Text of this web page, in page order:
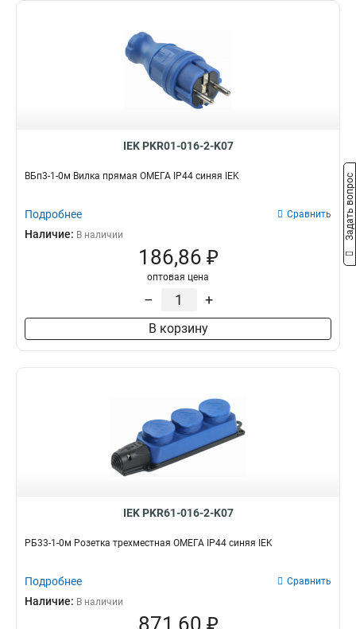
IEK PKR01-016-2-K07
ВБп3-1-0м Вилка прямая ОМЕГА IP44 синяя IEK
Подробнее Сравнить
Наличие: В наличии
186,86 ₽
оптовая цена
– +
В корзину
IEK PKR61-016-2-K07
РБ33-1-0м Розетка трехместная ОМЕГА IP44 синяя IEK
Подробнее Сравнить
Наличие: В наличии
871,60 ₽
Задать вопрос